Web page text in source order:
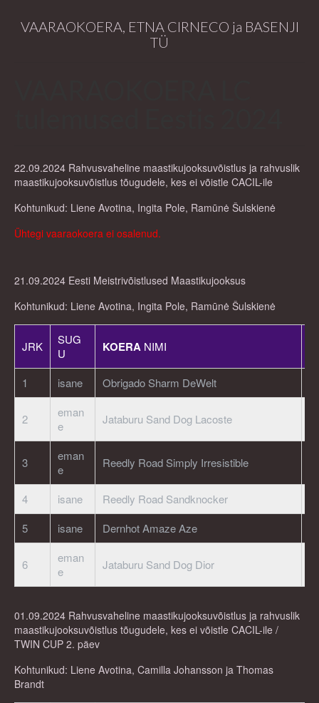
VAARAOKOERA, ETNA CIRNECO ja BASENJI
TÜ
22.09.2024 Rahvusvaheline maastikujooksuvõistlus ja rahvuslik
maastikujooksuvõistlus tõugudele, kes ei võistle CACIL-ile
Kohtunikud: Liene Avotina, Ingita Pole, Ramūnė Šulskienė
Ühtegi vaaraokoera ei osalenud.
21.09.2024 Eesti Meistrivõistlused Maastikujooksus
Kohtunikud: Liene Avotina, Ingita Pole, Ramūnė Šulskienė
JRK
SUG
U
KOERA NIMI
1 isane Obrigado Sharm DeWelt
2
eman
e
Jataburu Sand Dog Lacoste
3
eman
e
Reedly Road Simply Irresistible
4 isane Reedly Road Sandknocker
5
isane Dernhot Amaze Aze
6
eman
e
Jataburu Sand Dog Dior
01.09.2024 Rahvusvaheline maastikujooksuvõistlus ja rahvuslik
maastikujooksuvõistlus tõugudele, kes ei võistle CACIL-ile /
TWIN CUP 2. päev
Kohtunikud: Liene Avotina, Camilla Johansson ja Thomas
Brandt